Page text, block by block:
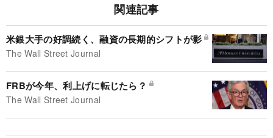
関連記事
米銀大手の好調続く、融資の長期的シフトが影
The Wall Street Journal
FRBが今年、利上げに転じたら？
The Wall Street Journal